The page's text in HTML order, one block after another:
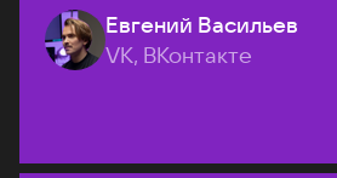
Евгений Васильев
VK, ВКонтакте